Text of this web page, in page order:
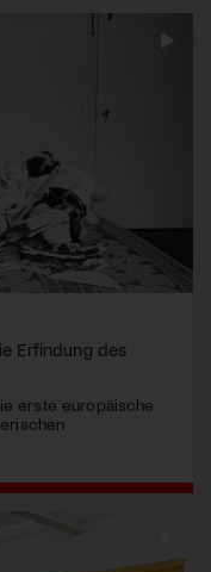
Erfindung des
erste europäische